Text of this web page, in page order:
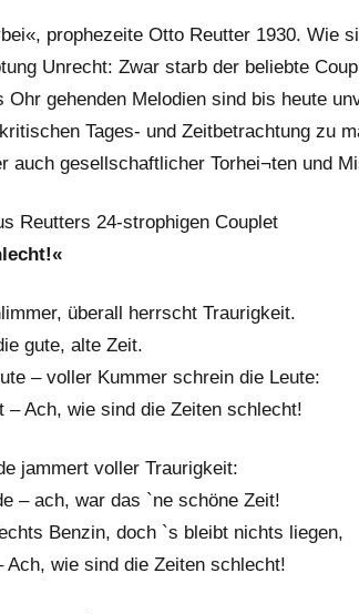
prophezeite Otto Reutter 1930. Wie
Unrecht: Zwar starb der beliebte
gehenden Melodien sind bis heute
Tages- und Zeitbetrachtung zu
auch gesellschaftlicher Torhei¬ten und
Reutters 24-strophigen Couplet
überall herrscht Traurigkeit.
gute, alte Zeit.
– voller Kummer schrein die Leute:
– Ach, wie sind die Zeiten schlecht!
jammert voller Traurigkeit:
– ach, war das `ne schöne Zeit!
Benzin, doch `s bleibt nichts liegen,
wie sind die Zeiten schlecht!